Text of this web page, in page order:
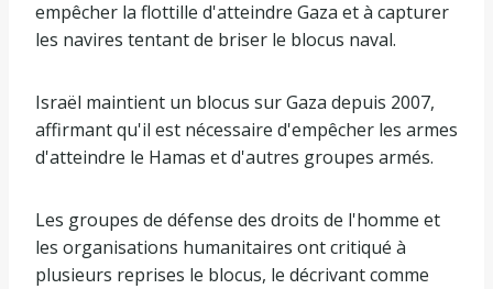
empêcher la flottille d'atteindre Gaza et à capturer
les navires tentant de briser le blocus naval.
Israël maintient un blocus sur Gaza depuis 2007,
affirmant qu'il est nécessaire d'empêcher les armes
d'atteindre le Hamas et d'autres groupes armés.
Les groupes de défense des droits de l'homme et
les organisations humanitaires ont critiqué à
plusieurs reprises le blocus, le décrivant comme